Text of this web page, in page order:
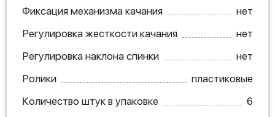
Фиксация механизма качания
нет
Регулировка жесткости качания
нет
Регулировка наклона спинки
нет
Ролики
пластиковые
Количество штук в упаковке
6